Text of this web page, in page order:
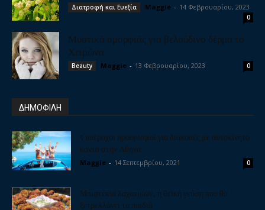
Διατροφή και Ευεξία Maggie - 14 Φεβρουαρίου, 2023
0
Μυστικά ομορφιάς για βελούδινο δέρμα το
Χειμώνα
Beauty Maggie - 13 Φεβρουαρίου, 2023 0
ΔΗΜΟΦΙΛΗ
5 υπέροχοι προορισμοί για διακοπές με αυτοκίνητο
κοντά στην Αθήνα
Maggie - 14 Σεπτεμβρίου, 2021 0
Μπιφτέκια λαχανικών, η θεϊκή γεύση που θα
ξετρελλάνει τα παιδιά